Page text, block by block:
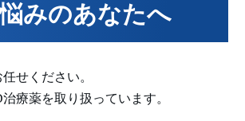
みのあなたへ
せください。
療薬を取り扱っています。